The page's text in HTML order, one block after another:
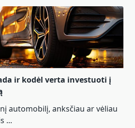
ir kodėl verta investuoti į
automobilį, anksčiau ar vėliau
...